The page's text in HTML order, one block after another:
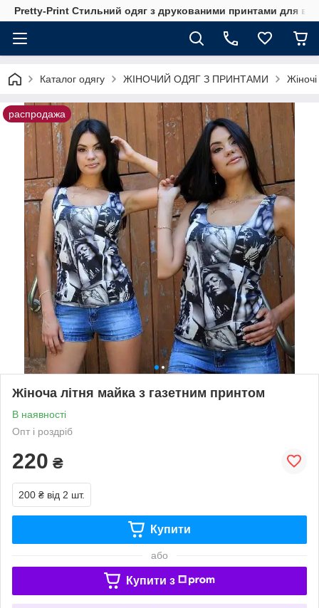
Pretty-Print Стильний одяг з друкованими принтами для
Каталог одягу ЖІНОЧИЙ ОДЯГ З ПРИНТАМИ
распродажа
Жіноча літня майка з газетним принтом
В наявності
Опт і роздріб
220 ₴
200 ₴ від 2 шт.
Купити
або
Купити з